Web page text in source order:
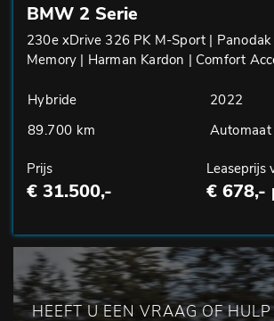
BMW 2 Serie
230e xDrive 326 PK M-Sport |
Memory | Harman Kardon | Comfort
Hybride
2022
89.700 km
Automaat
Prijs
€ 31.500,-
Leaseprijs
€ 678,-
HEEFT U EEN VRAAG OF